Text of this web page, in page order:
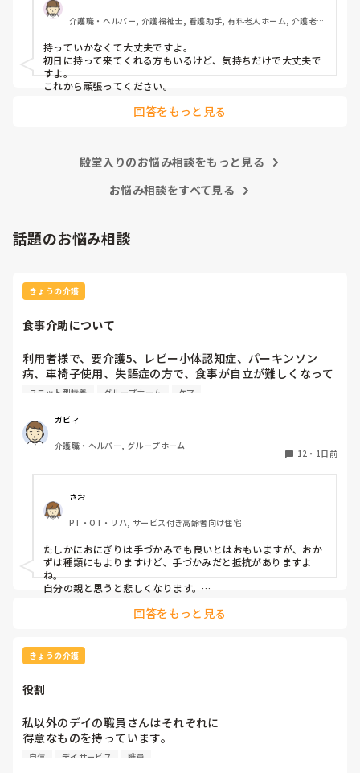
介護職・ヘルパー, 介護福祉士, 看護助手, 有料老人ホーム, 介護老人
持っていかなくて大丈夫ですよ。
初日に持って来てくれる方もいるけど、気持ちだけで大丈夫で
すよ。
これから頑張ってください。
回答をもっと見る
殿堂入りのお悩み相談をもっと見る
お悩み相談をすべて見る
話題のお悩み相談
きょうの介護
食事介助について
利用者様で、要介護5、レビー小体認知症、パーキンソン
病、車椅子使用、失語症の方で、食事が自立が難しくなって
来ました。ご飯を、おにぎりにして、ご自分で手づかみで食
す。食べられる時とスプーンを使っても難しい時がありま
す。おかずも、おにぎり同様、手づかみでたべてもらってる
時があるのですが、難しい時は、職員が介助しています。ご
かずの手づかみは、どうかなと思うのですが、皆さんはどう
思われますか？私は、自分の母親が手づかみで食べてるのを
見たら、悲しくなります…職員さん、介助して下さいと思っ
てしまいます…
ユニット型特養 グループホーム ケア
ガビィ
介護職・ヘルパー, グループホーム
12 ・ 1日前
さお
PT・OT・リハ, サービス付き高齢者向け住宅
たしかにおにぎりは手づかみでも良いとはおもいますが、おか
ずは種類にもよりますけど、手づかみだと抵抗がありますよ
ね。
自分の親と思うと悲しくなります。
どうなんでしょうか？とろみつけてたりするのを手づかみは抵
回答をもっと見る
きょうの介護
役割
私以外のデイの職員さんはそれぞれに
得意なものを持っています。
自信 デイサービス 職員